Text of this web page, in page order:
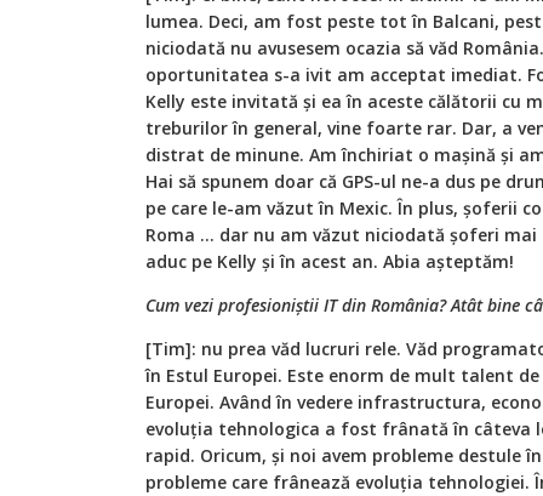
lumea. Deci, am fost peste tot în Balcani,
niciodată nu avusesem ocazia să văd
oportunitatea s-a ivit am acceptat imediat.
Kelly este invitată și ea în aceste călătorii cu
treburilor în general, vine foarte rar. Dar, a
distrat de minune. Am închiriat o mașină și
Hai să spunem doar că GPS-ul ne-a dus pe
pe care le-am văzut în Mexic. În plus, șoferii
Roma ... dar nu am văzut niciodată șoferi
aduc pe Kelly și în acest an. Abia așteptăm!
Cum vezi profesioniștii IT din România? Atât bine
[Tim]: nu prea văd lucruri rele. Văd
în Estul Europei. Este enorm de mult talent
Europei. Având în vedere infrastructura,
evoluția tehnologica a fost frânată în câteva
rapid. Oricum, și noi avem probleme destule
probleme care frânează evoluția tehnologiei.